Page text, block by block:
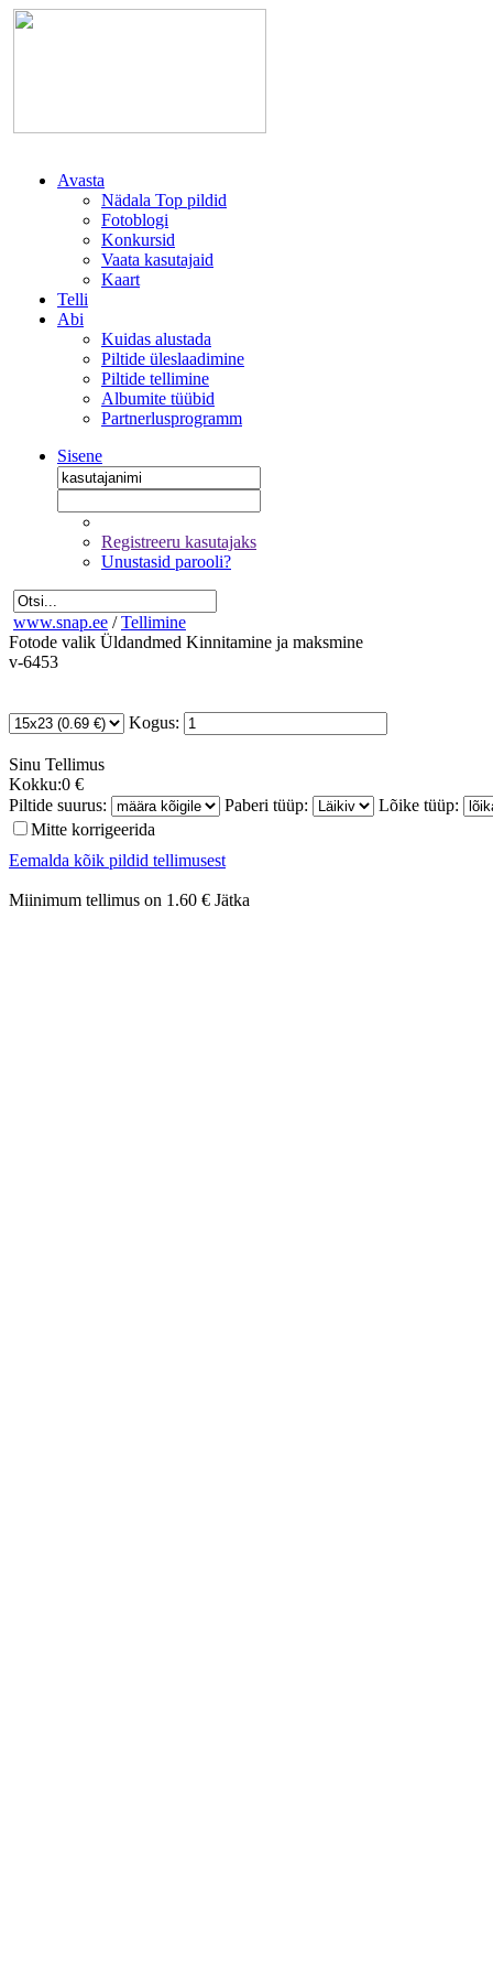
Avasta
Nädala Top pildid
Fotoblogi
Konkursid
Vaata kasutajaid
Kaart
Telli
Abi
Kuidas alustada
Piltide üleslaadimine
Piltide tellimine
Albumite tüübid
Partnerlusprogramm
Sisene
Registreeru kasutajaks
Unustasid parooli?
www.snap.ee / Tellimine
Fotode valik Üldandmed Kinnitamine ja maksmine
v-6453
Kogus:
Sinu Tellimus
Kokku:0 €
Piltide suurus:
Paberi tüüp:
Lõike tüüp:
Mitte korrigeerida
Eemalda kõik pildid tellimusest
Miinimum tellimus on 1.60 € Jätka